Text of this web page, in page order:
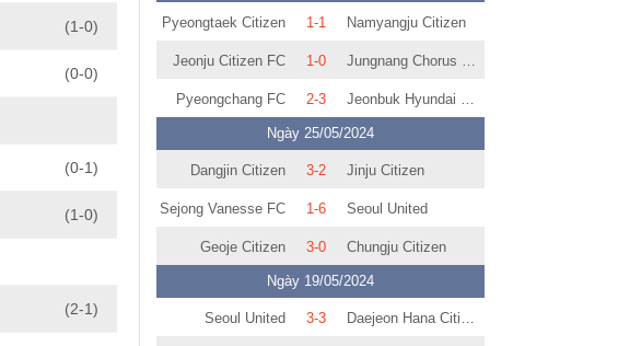
(1-0)
(0-0)
(0-1)
(1-0)
(2-1)
Pyeongtaek Citizen 1-1 Namyangju Citizen
Jeonju Citizen FC 1-0 Jungnang Chorus Mustang FC
Pyeongchang FC 2-3 Jeonbuk Hyundai Motors II
Ngày 25/05/2024
Dangjin Citizen 3-2 Jinju Citizen
Sejong Vanesse FC 1-6 Seoul United
Geoje Citizen 3-0 Chungju Citizen
Ngày 19/05/2024
Seoul United 3-3 Daejeon Hana Citizen II